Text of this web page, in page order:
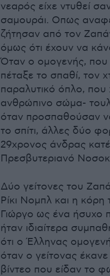
νεαρός είχε ντυθεί
σαμουράι. Οπως
ζήτησαν από τον
όμως ότι έχουν να
Όταν ο ομογενής, που
πέταξε το σπαθί, τον
παραλυτικό όπλο, που
ανθρώπινο σώμα-
όταν προσπαθούσαν
το σπίτι, άλλες δύο
29χρονος άνδρας
Πρεσβυτεριανό
Δύο γείτονες του
Ρίκι Νομπλ και η
Γιώργο ως ένα ήσυχο
ήταν ιδιαίτερα
ότι ο Έλληνας
όταν ο γείτονας
βίντεο που είδαν το